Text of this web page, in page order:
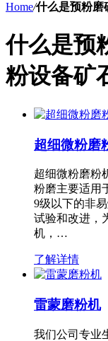
Home/什么是预粉磨
什么是预
粉设备矿
超细微粉磨
超细微粉磨粉
粉磨主要适用
9级以下的非
试验和改进，
机，…
了解详情
雷蒙磨粉机
我们公司专业